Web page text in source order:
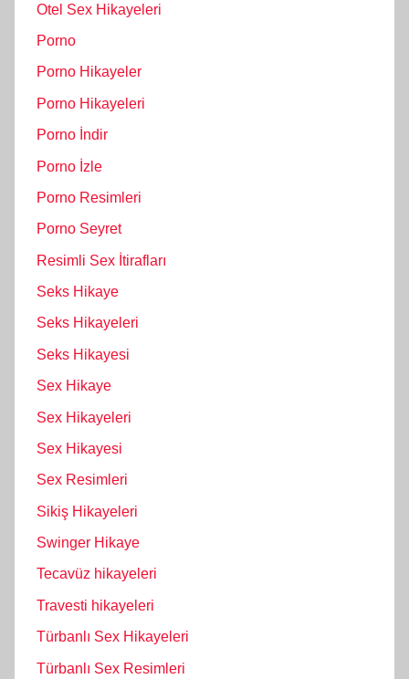
Otel Sex Hikayeleri
Porno
Porno Hikayeler
Porno Hikayeleri
Porno İndir
Porno İzle
Porno Resimleri
Porno Seyret
Resimli Sex İtirafları
Seks Hikaye
Seks Hikayeleri
Seks Hikayesi
Sex Hikaye
Sex Hikayeleri
Sex Hikayesi
Sex Resimleri
Sikiş Hikayeleri
Swinger Hikaye
Tecavüz hikayeleri
Travesti hikayeleri
Türbanlı Sex Hikayeleri
Türbanlı Sex Resimleri